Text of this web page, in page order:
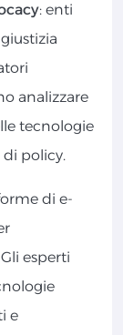
: enti
analizzare
tecnologie
policy.
di e-
esperti
e